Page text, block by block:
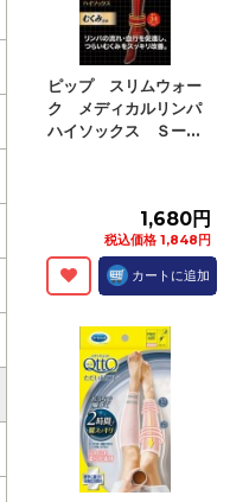
ピップ スリムウォー
ク メディカルリンパ
ハイソックス Ｓー...
1,680円
税込価格 1,848円
カートに追加